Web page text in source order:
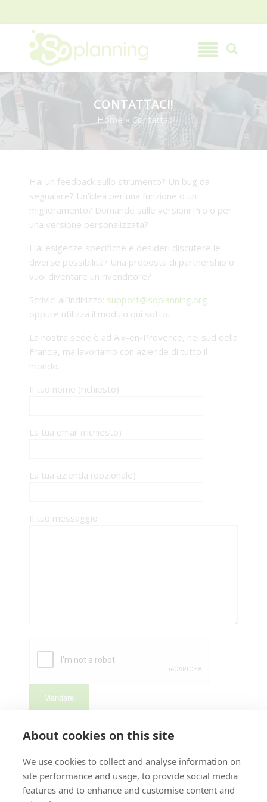
About cookies on this site
We use cookies to collect and analyse information on
site performance and usage, to provide social media
features and to enhance and customise content and
CONTATTACI!
Home » Contattaci!
Hai un feedback sullo strumento? Un bug da
segnalare? Un’idea per una funzione o un
miglioramento? Domande sulle versioni Pro o per
una versione personalizzata?
Hai esigenze specifiche e desideri discutere le
diverse possibilità? Una proposta di partnership o
vuoi diventare un rivenditore?
Scrivici all’indirizzo: support@soplanning.org
oppure utilizza il modulo qui sotto.
La nostra sede è ad Aix-en-Provence, nel sud della
Francia, ma lavoriamo con aziende di tutto il
mondo.
Il tuo nome (richiesto)
La tua email (richiesto)
La tua azienda (opzionale)
Il tuo messaggio
ISCRIVITI ALLA NEWSLETTER
Ricevi informazioni sulle nuove versioni di